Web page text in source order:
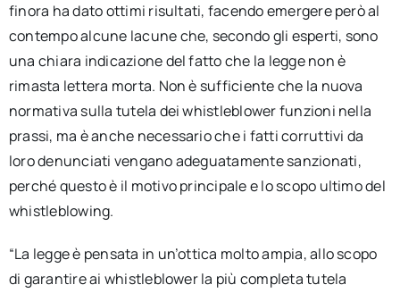
finora ha dato ottimi risultati, facendo emergere però al
contempo alcune lacune che, secondo gli esperti, sono
una chiara indicazione del fatto che la legge non è
rimasta lettera morta. Non è sufficiente che la nuova
normativa sulla tutela dei whistleblower funzioni nella
prassi, ma è anche necessario che i fatti corruttivi da
loro denunciati vengano adeguatamente sanzionati,
perché questo è il motivo principale e lo scopo ultimo del
whistleblowing.
“La legge è pensata in un’ottica molto ampia, allo scopo
di garantire ai whistleblower la più completa tutela